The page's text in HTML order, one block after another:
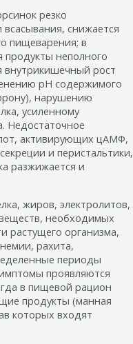
резко
снижается
пищеварения; в
продукты неполного
внутрикишечный рост
рН содержимого
нарушению
усиленному
Недостаточное
активирующих цАМФ,
и перистальтики,
разжижается и
жиров, электролитов,
необходимых
растущего организма,
рахита,
периоды
проявляются
в пищевой рацион
продукты (манная
которых входят